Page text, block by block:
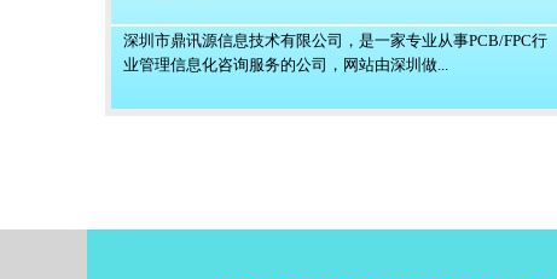
深圳市鼎讯源信息技术有限公司，是一家专业从事PCB/FPC行
业管理信息化咨询服务的公司，网站由深圳做...